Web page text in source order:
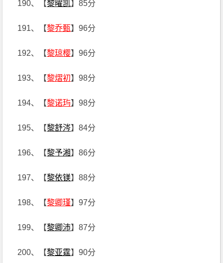
190、【黎曜凯】85分
191、【黎乔甄】96分
192、【黎琼樱】96分
193、【黎熠初】98分
194、【黎诺玙】98分
195、【黎舒涔】84分
196、【黎予湘】86分
197、【黎依镁】88分
198、【黎卿瑾】97分
199、【黎卿沛】87分
200、【黎亚霆】90分